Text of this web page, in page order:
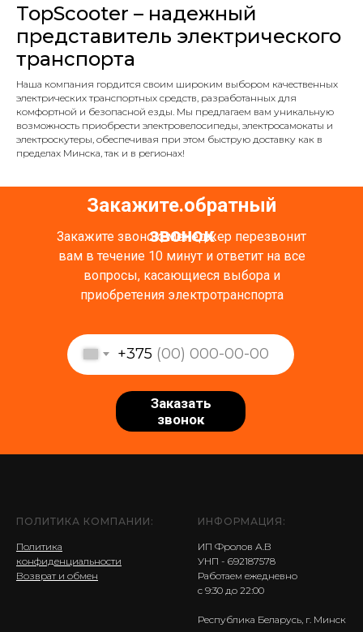
TopScooter – надежный
представитель электрического
транспорта
Наша компания гордится своим широким выбором качественных
электрических транспортных средств, разработанных для
комфортной и безопасной езды. Мы предлагаем вам уникальную
возможность приобрести электровелосипеды, электросамокаты и
электроскутеры, обеспечивая при этом быструю доставку как в
пределах Минска, так и в регионах!
Закажите обратный
звонок
Закажите звонок, менеджер перезвонит
вам в течение 10 минут и ответит на все
вопросы, касающиеся выбора и
приобретения электротранспорта
+375
Заказать
звонок
.
ПОЛИТИКА КОМПАНИИ:
Политика
конфиденциальности
Возврат и обмен
ИНФОРМАЦИЯ:
ИП Фролов А.В
УНП - 692187578
Работаем ежедневно
с 9:30 до 22:00
Республика Беларусь, г. Минск